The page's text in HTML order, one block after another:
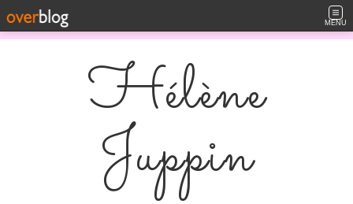
MENU
Hélène
Juppin